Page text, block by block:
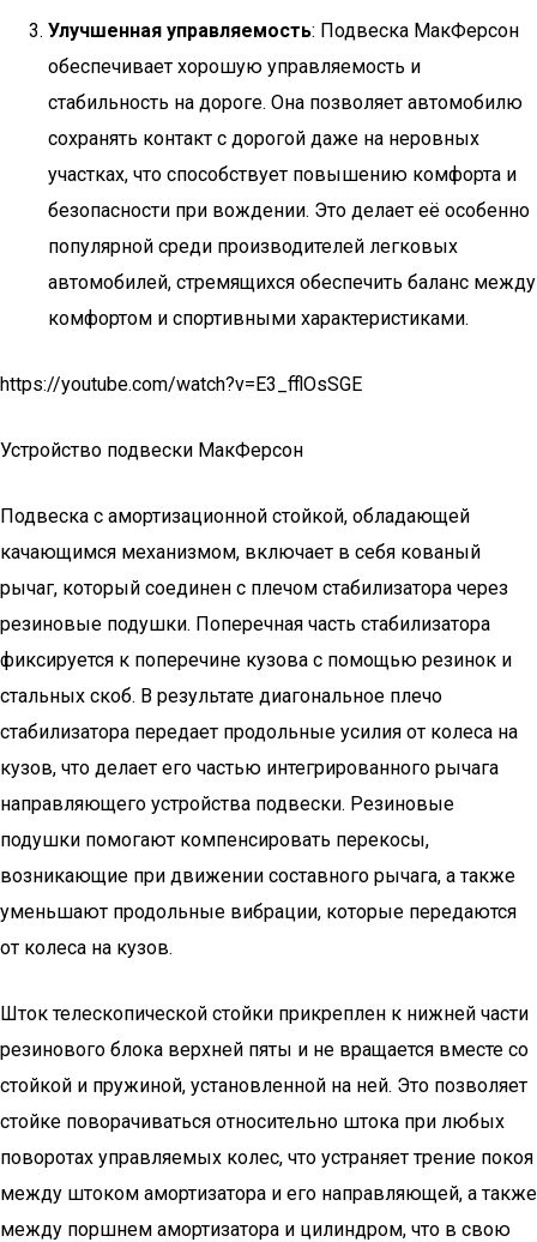
Улучшенная управляемость: Подвеска МакФерсон
обеспечивает хорошую управляемость и
стабильность на дороге. Она позволяет автомобилю
сохранять контакт с дорогой даже на неровных
участках, что способствует повышению комфорта и
безопасности при вождении. Это делает её особенно
популярной среди производителей легковых
автомобилей, стремящихся обеспечить баланс между
комфортом и спортивными характеристиками.
https://youtube.com/watch?v=E3_fflOsSGE
Устройство подвески МакФерсон
Подвеска с амортизационной стойкой, обладающей
качающимся механизмом, включает в себя кованый
рычаг, который соединен с плечом стабилизатора через
резиновые подушки. Поперечная часть стабилизатора
фиксируется к поперечине кузова с помощью резинок и
стальных скоб. В результате диагональное плечо
стабилизатора передает продольные усилия от колеса на
кузов, что делает его частью интегрированного рычага
направляющего устройства подвески. Резиновые
подушки помогают компенсировать перекосы,
возникающие при движении составного рычага, а также
уменьшают продольные вибрации, которые передаются
от колеса на кузов.
Шток телескопической стойки прикреплен к нижней части
резинового блока верхней пяты и не вращается вместе со
стойкой и пружиной, установленной на ней. Это позволяет
стойке поворачиваться относительно штока при любых
поворотах управляемых колес, что устраняет трение покоя
между штоком амортизатора и его направляющей, а также
между поршнем амортизатора и цилиндром, что в свою